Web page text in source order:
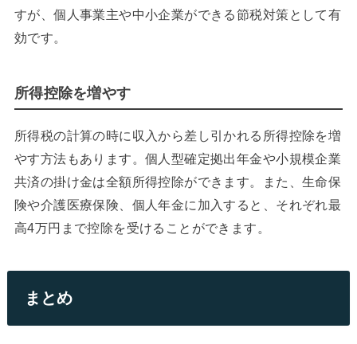
すが、個人事業主や中小企業ができる節税対策として有
効です。
所得控除を増やす
所得税の計算の時に収入から差し引かれる所得控除を増
やす方法もあります。個人型確定拠出年金や小規模企業
共済の掛け金は全額所得控除ができます。また、生命保
険や介護医療保険、個人年金に加入すると、それぞれ最
高4万円まで控除を受けることができます。
まとめ